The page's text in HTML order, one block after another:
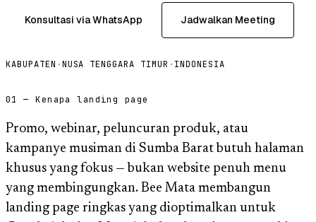
Konsultasi via WhatsApp Jadwalkan Meeting
KABUPATEN ·NUSA TENGGARA TIMUR · INDONESIA
01 — Kenapa landing page
Promo, webinar, peluncuran produk, atau
kampanye musiman di Sumba Barat butuh halaman
khusus yang fokus — bukan website penuh menu
yang membingungkan. Bee Mata membangun
landing page ringkas yang dioptimalkan untuk